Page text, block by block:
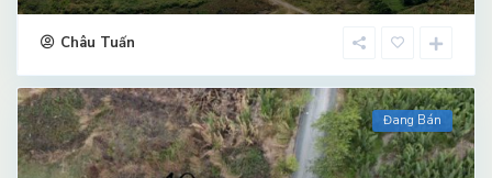
Châu Tuấn
Đang Bán